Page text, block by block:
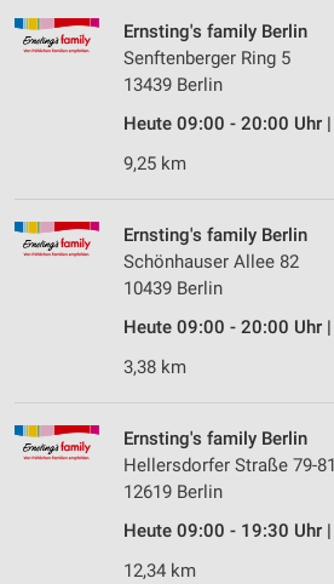
Ernsting's family Berlin
Senftenberger Ring 5
13439 Berlin
Heute 09:00 - 20:00 Uhr |
9,25 km
Ernsting's family Berlin
Schönhauser Allee 82
10439 Berlin
Heute 09:00 - 20:00 Uhr |
3,38 km
Ernsting's family Berlin
Hellersdorfer Straße 79-81
12619 Berlin
Heute 09:00 - 19:30 Uhr |
12,34 km